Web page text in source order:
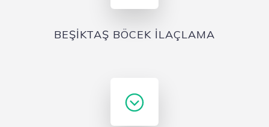
BEŞİKTAŞ BÖCEK İLAÇLAMA